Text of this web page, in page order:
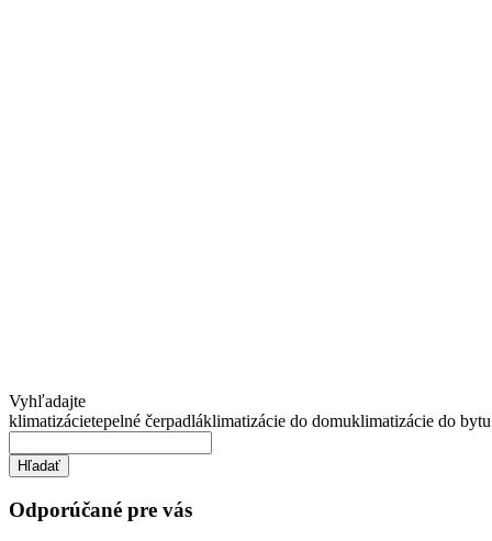
Vyhľadajte
klimatizácietepelné čerpadláklimatizácie do domuklimatizácie do bytu
Hľadať
Odporúčané pre vás